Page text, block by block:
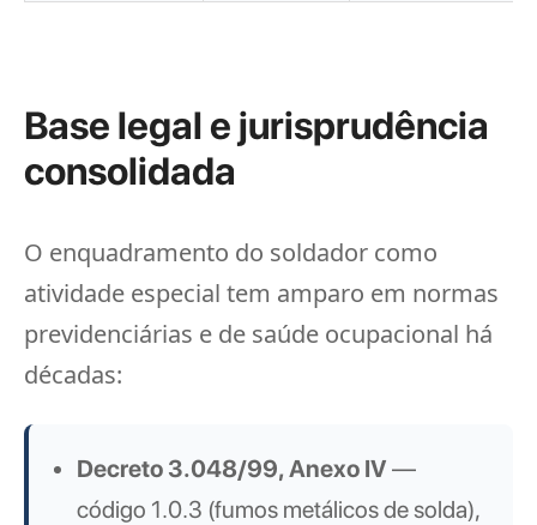
Base legal e jurisprudência
consolidada
O enquadramento do soldador como
atividade especial tem amparo em normas
previdenciárias e de saúde ocupacional há
décadas:
Decreto 3.048/99, Anexo IV —
código 1.0.3 (fumos metálicos de solda),